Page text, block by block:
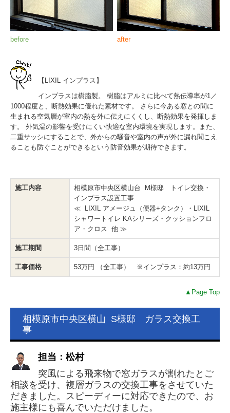
before after
【LIXIL インプラス】
インプラスは樹脂製。 樹脂はアルミに比べて熱伝導率が1／
1000程度と、断熱効果に優れた素材です。 さらに今ある窓との間に
生まれる空気層が室内の熱を外に伝えにくくし、断熱効果を発揮しま
す。 外気温の影響を受けにくい快適な室内環境を実現します。また、
二重サッシにすることで、外からの騒音や室内の声が外に漏れ聞こえ
ることも防ぐことができるという防音効果が期待できます。
施工内容
相模原市中央区横山台 M様邸 トイレ交換・
インプラス設置工事
≪ LIXIL アメージュ（便器+タンク）・LIXIL
シャワートイレ KAシリーズ・クッションフロ
ア・クロス 他 ≫
施工期間 3日間（全工事）
工事価格 53万円 （全工事） ※インプラス：約13万円
▲Page Top
相模原市中央区横山 S様邸 ガラス交換工
事
担当：松村
突風による飛来物で窓ガラスが割れたとご
相談を受け、複層ガラスの交換工事をさせていた
だきました。スピーディーに対応できたので、お
施主様にも喜んでいただけました。